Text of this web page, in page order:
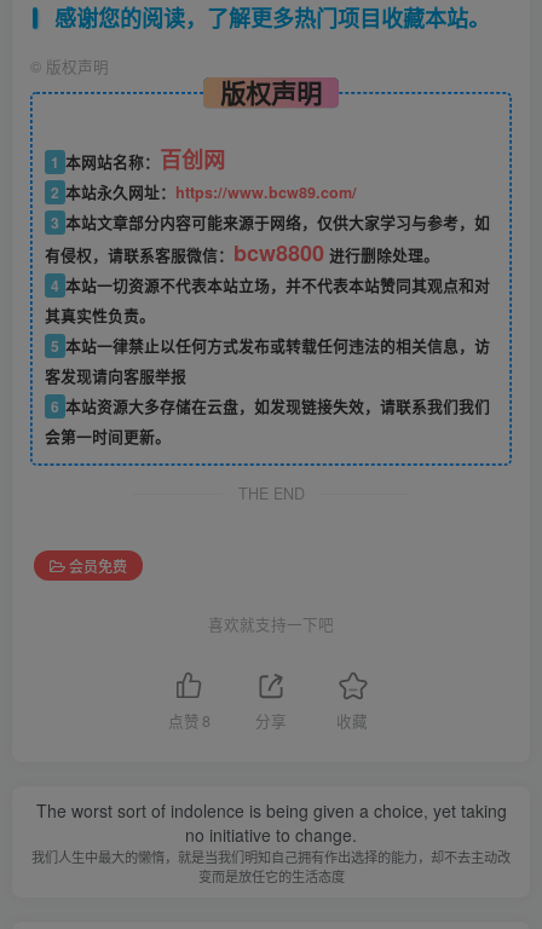
感谢您的阅读，了解更多热门项目收藏本站。
© 版权声明
版权声明
1 本网站名称： 百创网
2 本站永久网址： https://www.bcw89.com/
3 本站文章部分内容可能来源于网络，仅供大家学习与参考，如
有侵权，请联系客服微信： bcw8800 进行删除处理。
4 本站一切资源不代表本站立场，并不代表本站赞同其观点和对
其真实性负责。
5 本站一律禁止以任何方式发布或转载任何违法的相关信息，访
客发现请向客服举报
6 本站资源大多存储在云盘，如发现链接失效，请联系我们我们
会第一时间更新。
THE END
会员免费
喜欢就支持一下吧
点赞 8 分享 收藏
The worst sort of indolence is being given a choice, yet taking
no initiative to change.
我们人生中最大的懒惰，就是当我们明知自己拥有作出选择的能力，却不去主动改
变而是放任它的生活态度